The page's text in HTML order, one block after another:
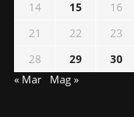
14
15 16
21
22 23
28
29
30
« Mar
Mag »